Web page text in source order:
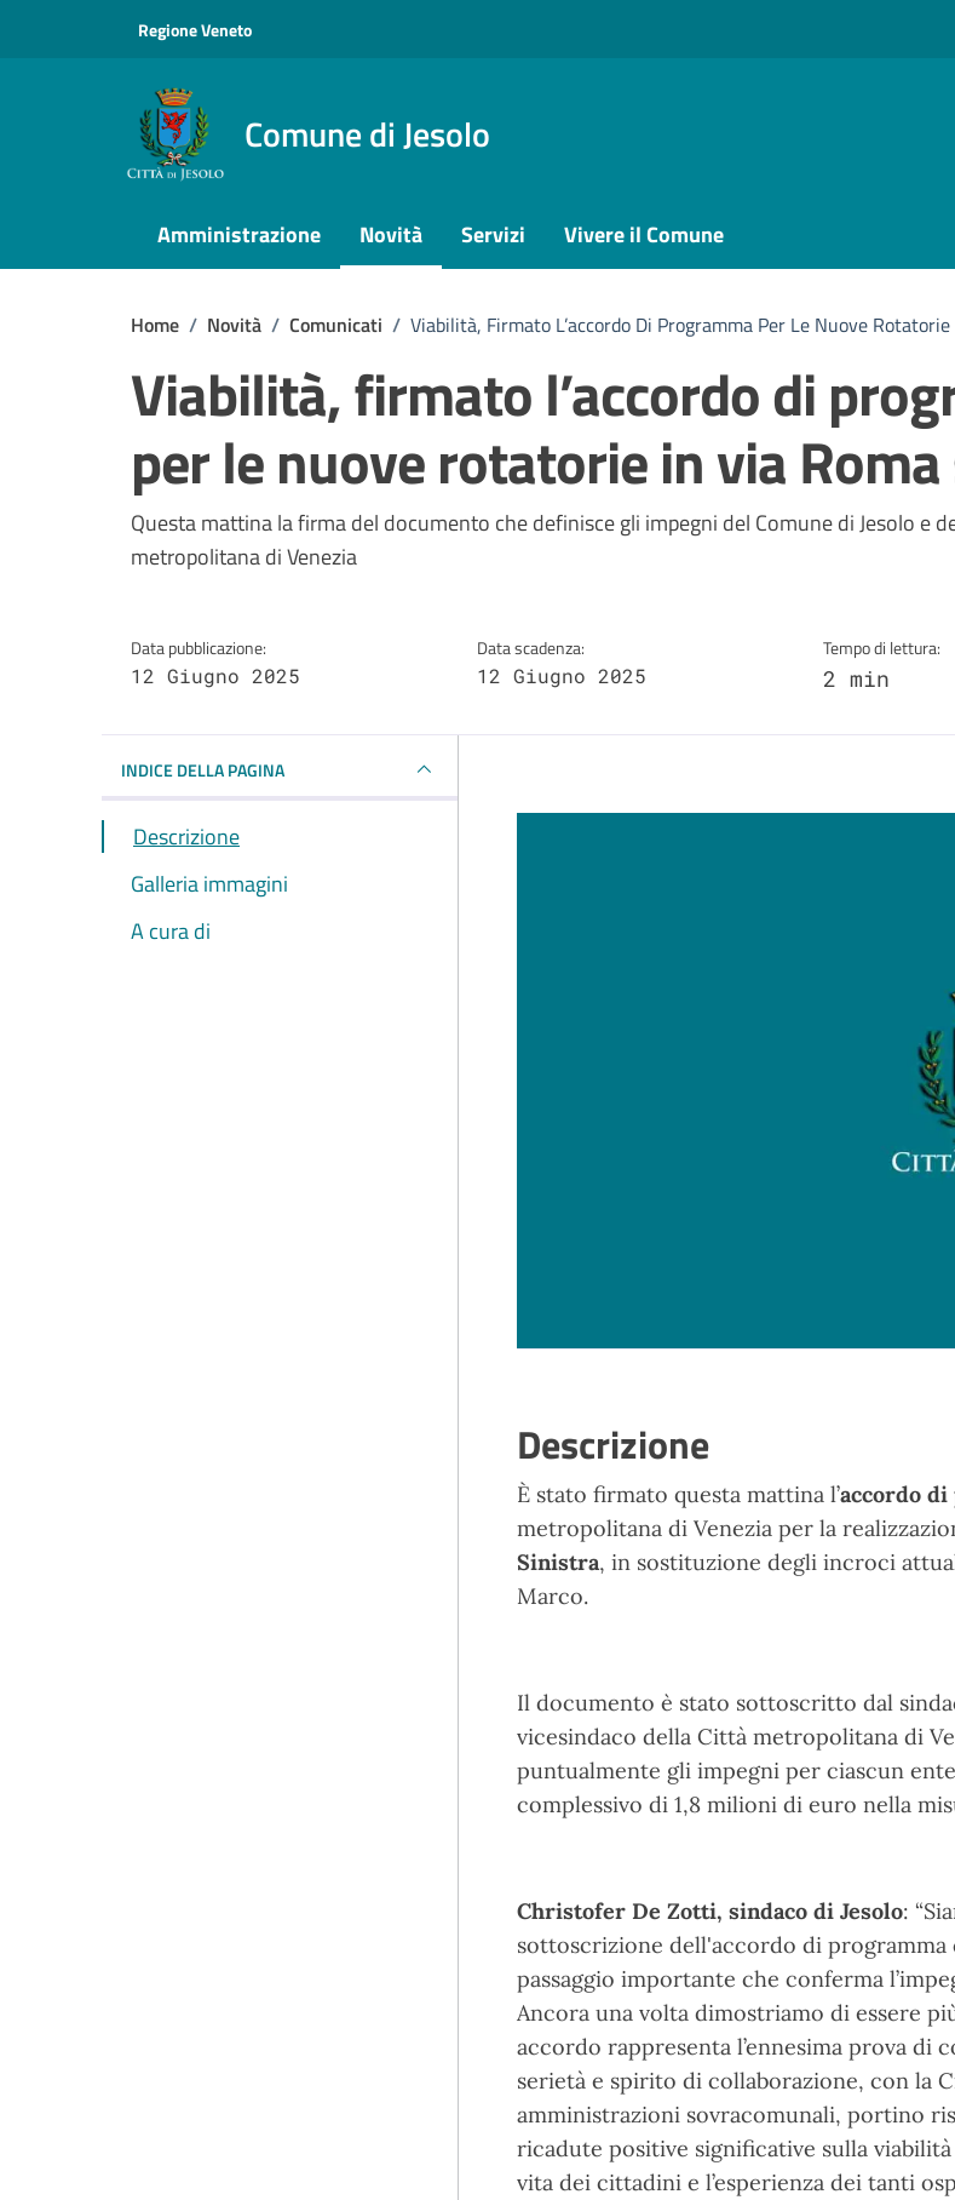
Regione Veneto
Comune di Jesolo
Amministrazione Novità Servizi Vivere il Comune
Home / Novità / Comunicati / Viabilità, Firmato L’accordo Di Programma Per Le Nuove
Viabilità, firmato l’accordo di
per le nuove rotatorie in via
Dettagli della notizia
Questa mattina la firma del documento che definisce gli impegni del Comune di Jesolo e
metropolitana di Venezia
Data pubblicazione:
12 Giugno 2025
Data scadenza:
12 Giugno 2025
Tempo di lettura:
2 min
INDICE DELLA PAGINA
Descrizione
Galleria immagini
A cura di
Descrizione
È stato firmato questa mattina l’accordo
metropolitana di Venezia per la
Sinistra, in sostituzione degli incroci
Marco.
Il documento è stato sottoscritto dal
vicesindaco della Città metropolitana di
puntualmente gli impegni per ciascun
complessivo di 1,8 milioni di euro nella
Christofer De Zotti, sindaco di Jesolo:
sottoscrizione dell'accordo di
passaggio importante che conferma
Ancora una volta dimostriamo di essere
accordo rappresenta l’ennesima prova
serietà e spirito di collaborazione, con la
amministrazioni sovracomunali, portino
ricadute positive significative sulla
vita dei cittadini e l’esperienza dei tanti